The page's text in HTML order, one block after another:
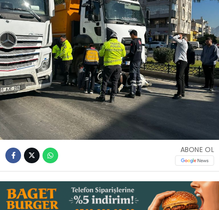
WhatsApp
İhbar Hattı
Instagram
Youtube
KÜNYE
ABONE OL